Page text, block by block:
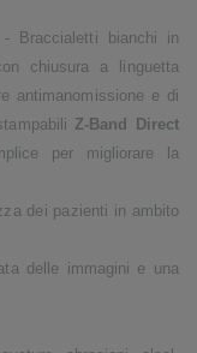
Braccialetti bianchi in
chiusura a linguetta
antimanomissione e di
Z-Band Direct
per migliorare la
dei pazienti in ambito
delle immagini e una